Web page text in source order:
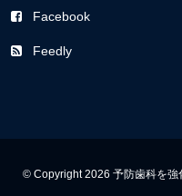
Facebook
Feedly
© Copyright 2026 予防歯科を強